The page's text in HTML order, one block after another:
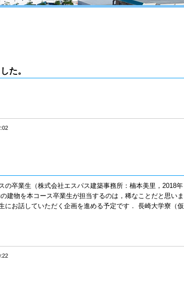
た。
の卒業生（株式会社エスパス建築事務所：楠本美里，2018年
建物を本コース卒業生が担当するのは，稀なことだと思いま
にお話していただく企画を進める予定です． 長崎大学寮（仮